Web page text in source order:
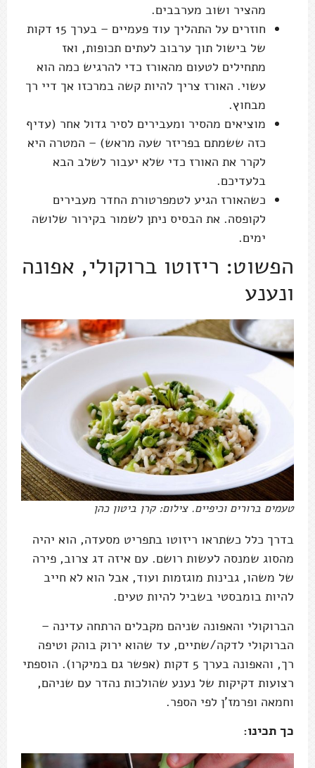
מהציר ושוב מערבבים.
חוזרים על התהליך עוד פעמיים – בערך 15 דקות
של בישול תוך ערבוב לעתים תכופות, ואז
מתחילים לטעום מהאורז כדי להרגיש כמה הוא
עשוי. האורז צריך להיות קשה במרכזו אך דיי רך
מבחוץ.
מוציאים מהסיר ומעבירים לסיר גדול אחר (עדיף
כזה ששמתם בפריזר שעה מראש) – המטרה היא
לקרר את האורז כדי שלא יעבור לשלב הבא
בלעדיכם.
כשהאורז הגיע לטמפרטורת החדר מעבירים
לקופסה. את הבסיס ניתן לשמור בקירור שלושה
ימים.
הפשוט: ריזוטו ברוקולי, אפונה
ונענע
טעמים ברורים וכיפיים. צילום: קרן ביטון כהן
בדרך כלל כשתראו ריזוטו בתפריט מסעדה, הוא יהיה
מהסוג שמנסה לעשות רושם. עם איזה דג צרוב, פירה
של משהו, גבינות מוגזמות ועוד, אבל הוא לא חייב
להיות בומבסטי בשביל להיות טעים.
הברוקולי והאפונה שניהם מקבלים הרתחה עדינה –
הברוקולי לדקה/שתיים, עד שהוא ירוק בוהק וטיפה
רך, והאפונה בערך 5 דקות (אפשר גם במיקרו). הוספתי
רצועות דקיקות של נענע שהולכות נהדר עם שניהם,
וחמאה ופרמז'ן לפי הספר.
כך תכינו: